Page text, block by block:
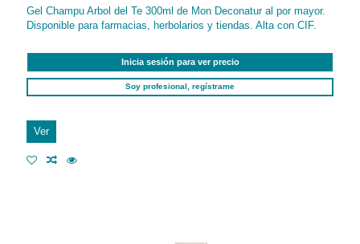
Gel Champu Arbol del Te 300ml de Mon Deconatur al por mayor.
Disponible para farmacias, herbolarios y tiendas. Alta con CIF.
Inicia sesión para ver precio
Soy profesional, regístrame
Ver